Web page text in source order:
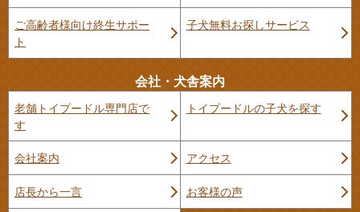
ご高齢者様向け終生サポー
ト
子犬無料お探しサービス
会社・犬舎案内
老舗トイプードル専門店で
す
トイプードルの子犬を探す
会社案内 アクセス
店長から一言 お客様の声